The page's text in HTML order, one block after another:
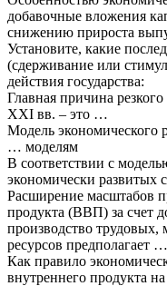
добавочные вложения
снижению прироста
Установите, какие
(сдерживание или
действия государства:
Главная причина
XXI вв. – это …
Модель экономического
… моделям
В соответствии с
экономически развитых
Расширение масштабов
продукта (ВВП) за счет
производство
ресурсов предполагает
Как правило
внутреннего продукта